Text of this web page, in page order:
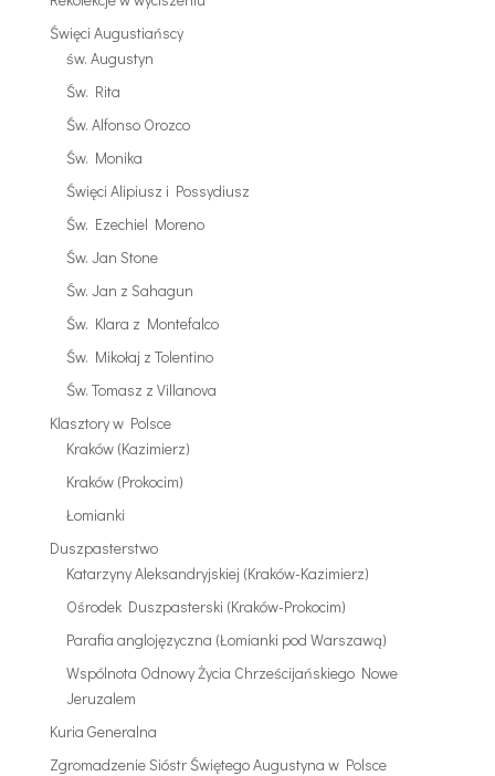
Święci Augustiańscy
św. Augustyn
Św. Rita
Św. Alfonso Orozco
Św. Monika
Święci Alipiusz i Possydiusz
Św. Ezechiel Moreno
Św. Jan Stone
Św. Jan z Sahagun
Św. Klara z Montefalco
Św. Mikołaj z Tolentino
Św. Tomasz z Villanova
Klasztory w Polsce
Kraków (Kazimierz)
Kraków (Prokocim)
Łomianki
Duszpasterstwo
Katarzyny Aleksandryjskiej (Kraków-Kazimierz)
Ośrodek Duszpasterski (Kraków-Prokocim)
Parafia anglojęzyczna (Łomianki pod Warszawą)
Wspólnota Odnowy Życia Chrześcijańskiego Nowe
Jeruzalem
Kuria Generalna
Zgromadzenie Sióstr Świętego Augustyna w Polsce